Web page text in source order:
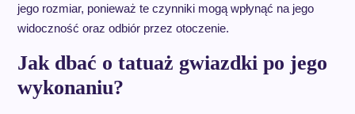
jego rozmiar, ponieważ te czynniki mogą wpłynąć na jego
widoczność oraz odbiór przez otoczenie.
Jak dbać o tatuaż gwiazdki po jego
wykonaniu?